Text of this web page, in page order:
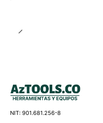
NIT: 901.681.256-8